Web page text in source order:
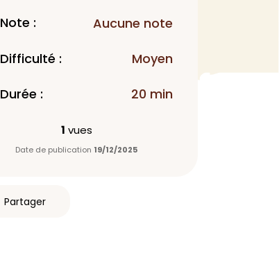
MAQUILLAGE
Rouge à lèvres
Démaquillant
Anti-cerne
Poudre visage
Primer
Autre
Note : Aucune note
Difficulté : Moyen
Durée : 20 min
1 vues
Date de publication 19/12/2025
Partager